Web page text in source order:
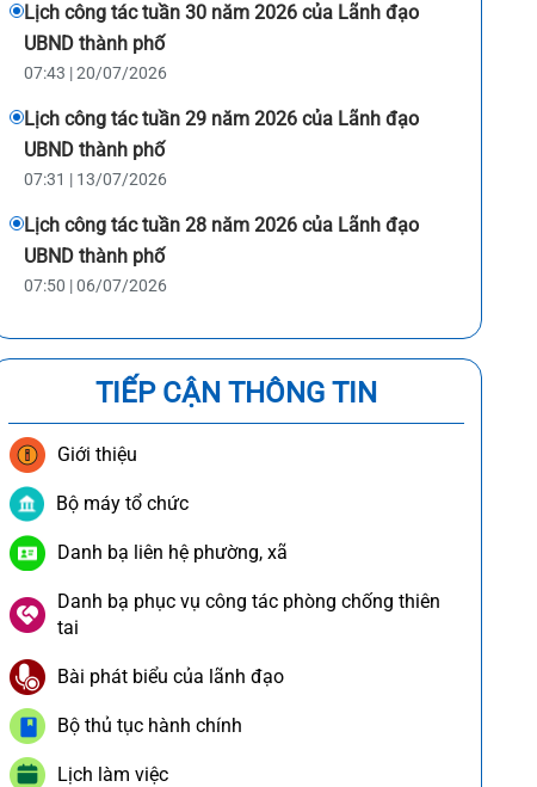
Lịch công tác tuần 30 năm 2026 của Lãnh đạo
UBND thành phố
07:43 | 20/07/2026
Lịch công tác tuần 29 năm 2026 của Lãnh đạo
UBND thành phố
07:31 | 13/07/2026
Lịch công tác tuần 28 năm 2026 của Lãnh đạo
UBND thành phố
07:50 | 06/07/2026
TIẾP CẬN THÔNG TIN
Giới thiệu
Bộ máy tổ chức
Danh bạ liên hệ phường, xã
Danh bạ phục vụ công tác phòng chống thiên
tai
Bài phát biểu của lãnh đạo
Bộ thủ tục hành chính
Lịch làm việc